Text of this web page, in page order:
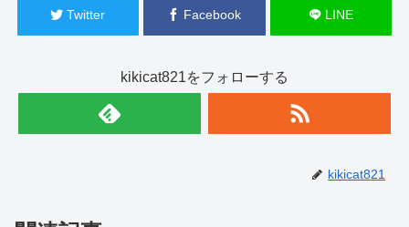
Twitter Facebook LINE
kikicat821をフォローする
kikicat821